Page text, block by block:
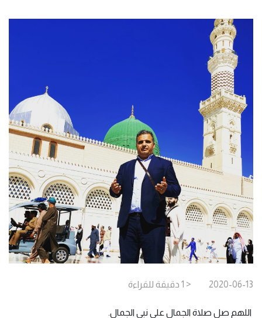
2020-06-13
< 1 دقيقة للقراءة
اللهم صل صلاة الجمال على نبي الجمال.